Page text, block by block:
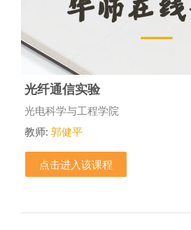
光纤通信实验
课程类别
光电科学与工程学院
教师: 郭健平
点击进入该课程